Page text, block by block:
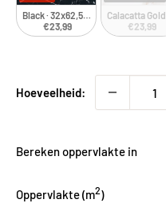
Black · 32x62,5 cm
€23,99
Calacatta
€23,99
Hoeveelheid:
Bereken oppervlakte in
Oppervlakte (m2)